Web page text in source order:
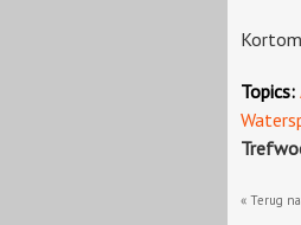
Topics:
« Terug